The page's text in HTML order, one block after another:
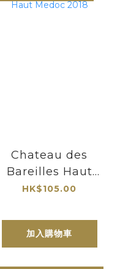
Chateau des
Bareilles Haut
Medoc 2018
HK$105.00
加入購物車